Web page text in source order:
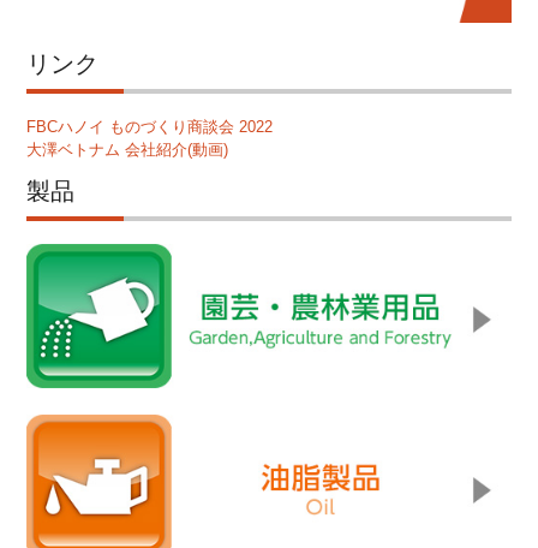
リンク
FBCハノイ ものづくり商談会 2022
大澤ベトナム 会社紹介(動画)
製品